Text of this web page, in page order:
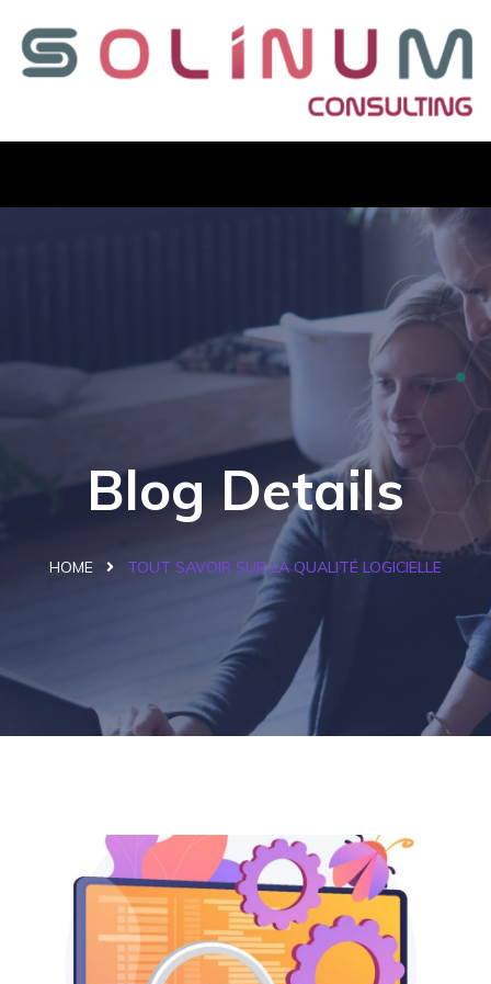
Blog Details
HOME TOUT SAVOIR SUR LA QUALITÉ LOGICIELLE